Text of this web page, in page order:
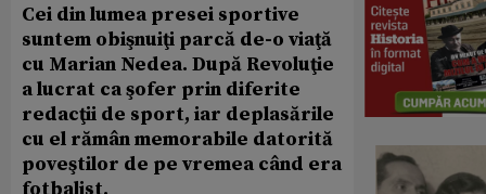
Cei din lumea presei sportive
suntem obişnuiţi parcă de-o viaţă
cu Marian Nedea. După Revoluţie
a lucrat ca şofer prin diferite
redacţii de sport, iar deplasările
cu el rămân memorabile datorită
poveştilor de pe vremea când era
fotbalist.